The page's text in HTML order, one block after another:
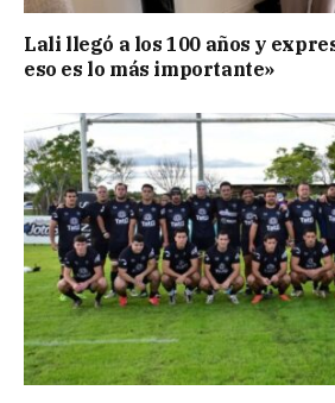
Lali llegó a los 100 años y
eso es lo más importante»